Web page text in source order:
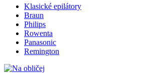
Klasické epilátory
Braun
Philips
Rowenta
Panasonic
Remington